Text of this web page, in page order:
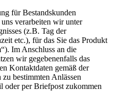
für Bestandskunden
verarbeiten wir unter
(z.B. Tag der
etc.), für das Sie das Produkt
Im Anschluss an die
wir gegebenenfalls das
Kontaktdaten gemäß der
bestimmten Anlässen
oder per Briefpost zukommen